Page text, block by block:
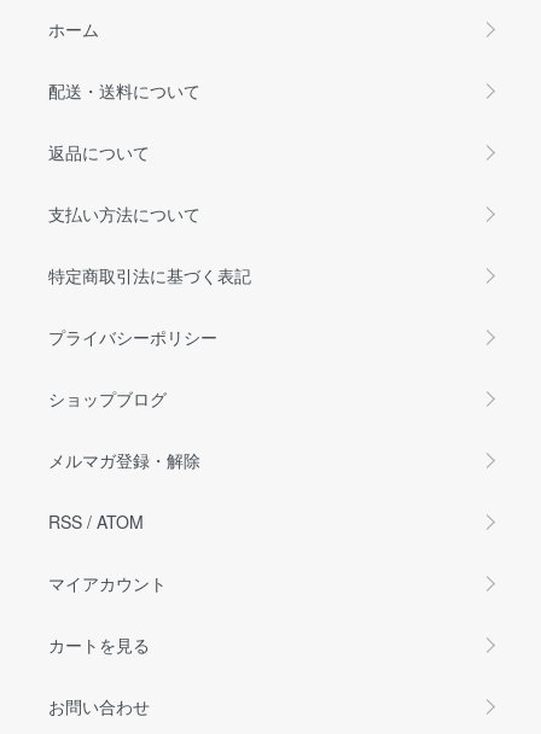
ホーム
配送・送料について
返品について
支払い方法について
特定商取引法に基づく表記
プライバシーポリシー
ショップブログ
メルマガ登録・解除
RSS / ATOM
マイアカウント
カートを見る
お問い合わせ